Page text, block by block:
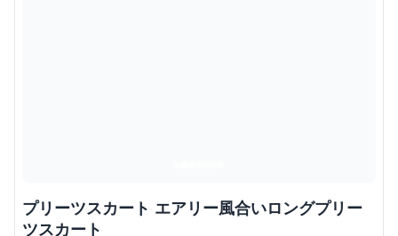
プリーツスカート エアリー風合いロングプリー
ツスカート